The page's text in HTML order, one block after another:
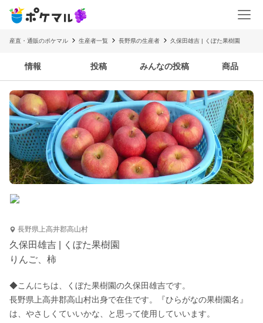
産直・通販のポケマル 生産者一覧 長野県の生産者 久保田雄吉 | くぼた果樹園
情報 投稿 みんなの投稿 商品
長野県上高井郡高山村
久保田雄吉 | くぼた果樹園
りんご、柿
◆こんにちは、くぼた果樹園の久保田雄吉です。
長野県上高井郡高山村出身で在住です。『ひらがなの果樹園名』
は、やさしくていいかな、と思って使用していいます。